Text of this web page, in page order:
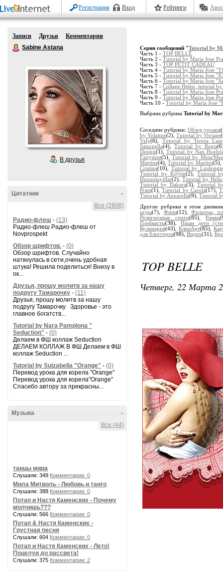
Регистрация Вход Рейтинги
Записи Друзья
Комментарии
Sabine Astana
В друзья
-
Цитатник
Все (2808)
Радио-флеш - (13)
Радио-флеш Радио-флеш от
Novprospekt
Обзор шрифтов. - (0)
Обзор шрифтов. Случайно
наткнулась в сети,очень удобная
штука! Решила поделиться! Внизу в
ок...
Друзья, прошу молитв за нашу
подругу Тамарочку - (11)
Друзья, прошу молитв за нашу
подругу Тамарочку Здоровье - это
главное богатств...
Tutorial by Nara Pamplona "
Seduction" - (0)
Делаем в ФШ коллаж Seduction
ДЕЛАЕМ КОЛЛАЖ В ФШ Делаем в ФШ
коллаж Seduction ...
Tutorial by Suizabella "Orange" - (0)
Перевод урока для корела "Orange"
Перевод урока для корела"Orange"
Спасибо автору за прекрасны...
-
Музыка
Все (44)
танцы мира
Слушали: 349 Комментарии: 0
Мила Митволь - Любовь и танго
Слушали: 388 Комментарии: 0
Потап и Настя Каменских - Почему
молчишь???
Слушали: 566 Комментарии: 0
Потап & Настя Каменских -
Грустная песня
Слушали: 604 Комментарии: 0
Потап и Настя Каменских - Лето!
Поцелуи до рассвета!
Слушали: 375 Комментарии: 2
Серия сообщений "Tutorial by
Часть 1 - TOP BELLE
Часть 2 - Tutorial by Maria Jose
Часть 3 - TOP PETIT CADEAU
Часть 4 - Tutorial by Maria Jose
Часть 5 - Tutorial by Maria Jose
Часть 6 - Tutorial by Maria Jose
Часть 7 - Collage Helen, tutorial by
Часть 8 - Tutorial by Maria Jose
Часть 9 - Tutorial by Maria Jose
Часть 10 - Tutorial by Maria Jose
Выбрана рубрика Tutorial by
Соседние рубрики:Обзор уроков
by Yolanne(2),Tutorial by Viviane
Valy(6), Tutorial by Tereza
Saturnella(4), Tutorial by Regis
Design(1),Tutorial by Nan
Fairymist(5),Tutorial by Meta/
Martine(4),Tutorial by Maritos(5),
Cristina(10), Tutorial by Lizdesign
Tutorial by K@rin(2), Tutorial
Huzunluyillar(2), Tutorial by Helis
Tutorial by Dakara(3), Tutorial
Prata(1),Tutorial by Carola(17),
Tutorial by Annarella(9), Tutorial
Другие рубрики в этом
игры(7), Флеш(12),Фильтры,
Религиозные стихи(85),Рамки
Плэйкасты(38),Наши дети
Кулинария(43),КлипАрт(85),
для блоггеров(98), Видео(31),
TOP BELLE
Четверг, 22 Марта